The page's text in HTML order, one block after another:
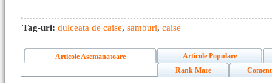
Tag-uri: dulceata de caise, samburi, caise
Articole Asemanatoare
Articole Populare
Rank Mare